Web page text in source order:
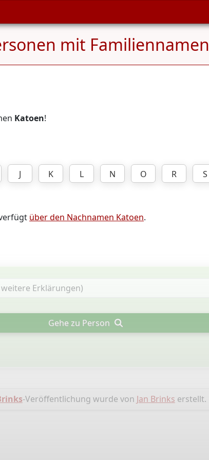
mit Familiennamen
Katoen!
J K L N O R S
über den Nachnamen Katoen.
Gehe zu Person
-Veröffentlichung wurde von Jan Brinks erstellt.